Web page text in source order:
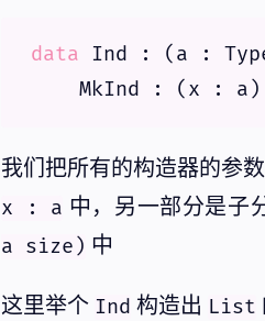
data Ind : (a :
我们把所有的构造器的参
x : a 中，另一部分是子
a size) 中
这里举个 Ind 构造出 List